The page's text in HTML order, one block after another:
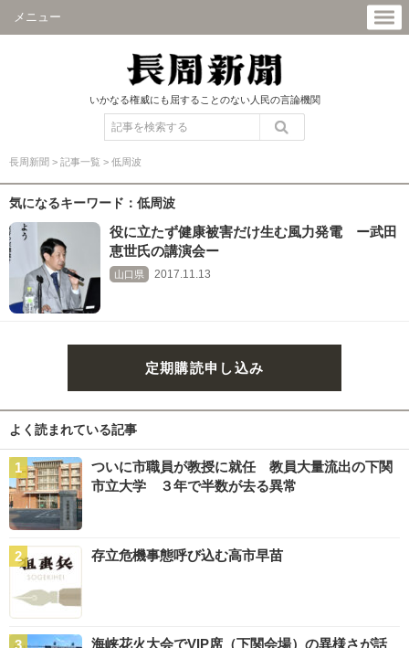
メニュー
いかなる権威にも屈することのない人民の言論機関
長周新聞 > 記事一覧 > 低周波
気になるキーワード：低周波
役に立たず健康被害だけ生む風力発電 ー武田
恵世氏の講演会ー
山口県 2017.11.13
定期購読申し込み
よく読まれている記事
ついに市職員が教授に就任 教員大量流出の下関
市立大学 ３年で半数が去る異常
存立危機事態呼び込む高市早苗
海峡花火大会でVIP席（下関会場）の異様さが話